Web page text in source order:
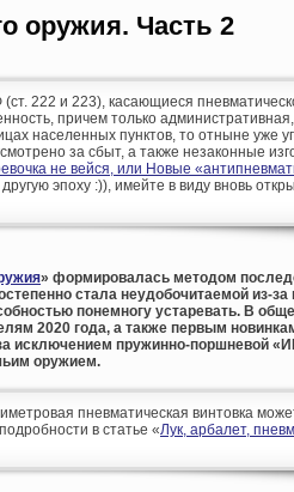
оружия. Часть 2
222 и 223), касающиеся
причем только
населенных пунктов, то отныне уже
за сбыт, а также незаконные
не вейся, или Новые
эпоху :)), имейте в виду вновь
» формировалась методом
стала неудобочитаемой из-за
понемногу устаревать. В
2020 года, а также первым
исключением пружинно-поршневой
оружием.
пневматическая винтовка
в статье «Лук, арбалет,